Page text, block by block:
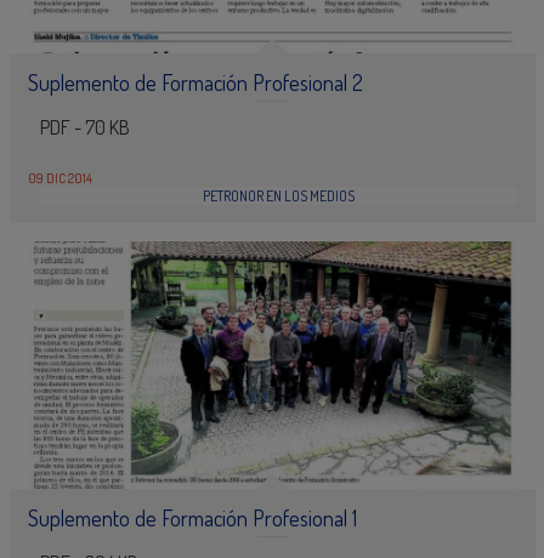
Suplemento de Formación Profesional 2
PDF - 70 KB
09 DIC 2014
PETRONOR EN LOS MEDIOS
Suplemento de Formación Profesional 1